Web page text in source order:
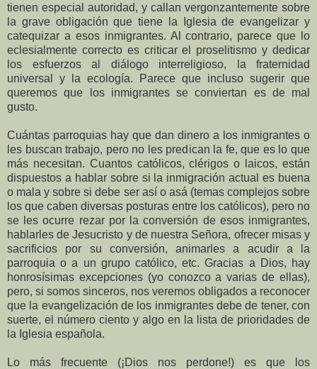
tienen especial autoridad, y callan vergonzantemente sobre
la grave obligación que tiene la Iglesia de evangelizar y
catequizar a esos inmigrantes. Al contrario, parece que lo
eclesialmente correcto es criticar el proselitismo y dedicar
los esfuerzos al diálogo interreligioso, la fraternidad
universal y la ecología. Parece que incluso sugerir que
queremos que los inmigrantes se conviertan es de mal
gusto.
Cuántas parroquias hay que dan dinero a los inmigrantes o
les buscan trabajo, pero no les predican la fe, que es lo que
más necesitan. Cuantos católicos, clérigos o laicos, están
dispuestos a hablar sobre si la inmigración actual es buena
o mala y sobre si debe ser así o asá (temas complejos sobre
los que caben diversas posturas entre los católicos), pero no
se les ocurre rezar por la conversión de esos inmigrantes,
hablarles de Jesucristo y de nuestra Señora, ofrecer misas y
sacrificios por su conversión, animarles a acudir a la
parroquia o a un grupo católico, etc. Gracias a Dios, hay
honrosísimas excepciones (yo conozco a varias de ellas),
pero, si somos sinceros, nos veremos obligados a reconocer
que la evangelización de los inmigrantes debe de tener, con
suerte, el número ciento y algo en la lista de prioridades de
la Iglesia española.
Lo más frecuente (¡Dios nos perdone!) es que los